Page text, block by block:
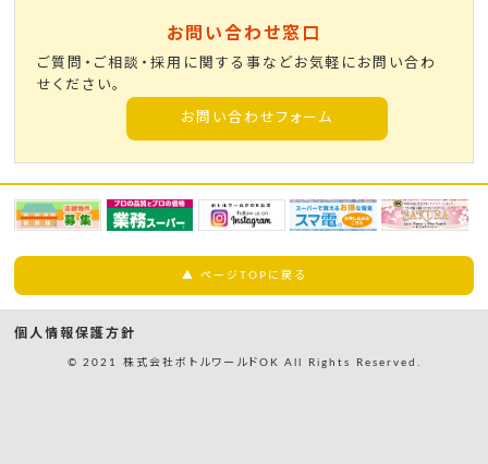
お問い合わせ窓口
ご質問・ご相談・採用に関する事などお気軽にお問い合わ
せください。
お問い合わせフォーム
▲ ページTOPに戻る
個人情報保護方針
© 2021 株式会社ボトルワールドOK All Rights Reserved.